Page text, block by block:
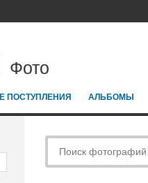
Фото
ПОСТУПЛЕНИЯ АЛЬБОМЫ